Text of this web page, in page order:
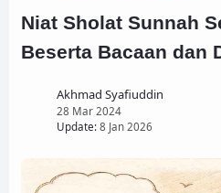
Niat Sholat Sunnah
Beserta Bacaan dan
Akhmad Syafiuddin
28 Mar 2024
Update:8 Jan 2026